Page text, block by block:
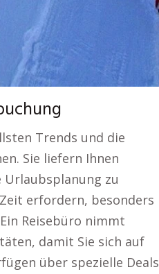
Trends und die
Sie liefern Ihnen
zu
erfordern, besonders
Reisebüro nimmt
damit Sie sich auf
über spezielle Deals